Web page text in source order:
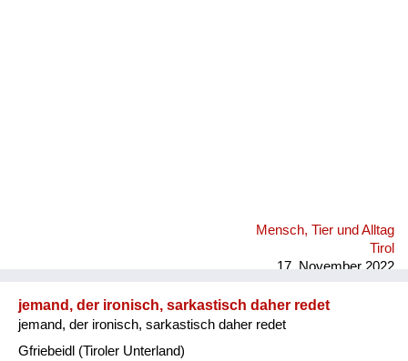
Mensch, Tier und Alltag
Tirol
17. November 2022
jemand, der ironisch, sarkastisch daher redet
jemand, der ironisch, sarkastisch daher redet
Gfriebeidl (Tiroler Unterland)